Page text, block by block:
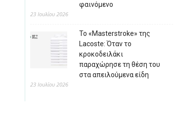
φαινόμενο
23 Ιουλίου 2026
Το «Masterstroke» της
Lacoste: Όταν το
κροκοδειλάκι
παραχώρησε τη θέση του
στα απειλούμενα είδη
23 Ιουλίου 2026